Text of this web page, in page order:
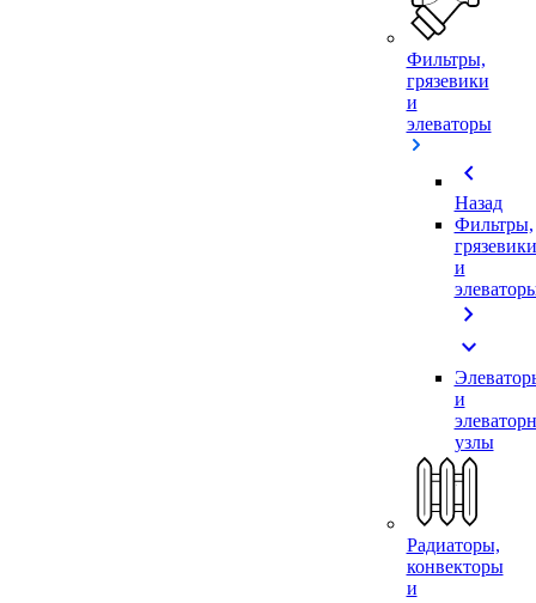
Фильтры,
грязевики
и
элеваторы
chevron_left
Назад
Фильтры,
грязевики
и
chevron_right
expand_more
и
узлы
Радиаторы,
конвекторы
и